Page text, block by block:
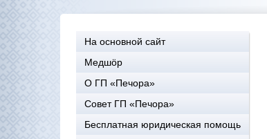
На основной сайт
Медшöр
О ГП «Печора»
Совет ГП «Печора»
Бесплатная юридическая помощь